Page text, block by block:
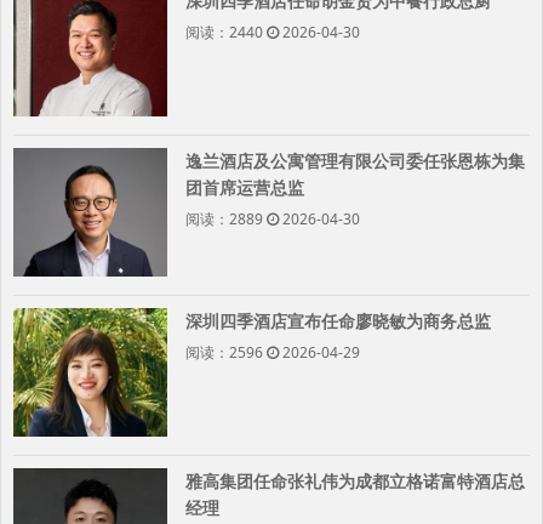
阅读：2440 2026-04-30
逸兰酒店及公寓管理有限公司委任张恩栋为集
团首席运营总监
阅读：2889 2026-04-30
深圳四季酒店宣布任命廖晓敏为商务总监
阅读：2596 2026-04-29
雅高集团任命张礼伟为成都立格诺富特酒店总
经理